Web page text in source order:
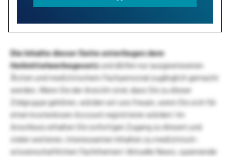
Die Inhalte dieser Seite unterliegen dem
Heilmittelwerbegesetzund dürfen nur ausgewiesenen
Ärzten und medizinischem Fachpersonal zugänglich gemacht
werden. Wenn Sie der Ansicht sind, dass Sie zu dieser
Zielgruppe gehören, würden wir uns freuen, wenn Sie sich für
einen kostenlosen Account registrieren würden! Im
Anschluss erhalten Sie sofortigen Zugang zu diesem und
vielen weiteren, interessanten Inhalten zu medizinisch-
wissenschaftlichen Fachthemen! Aktuelle News, spannende